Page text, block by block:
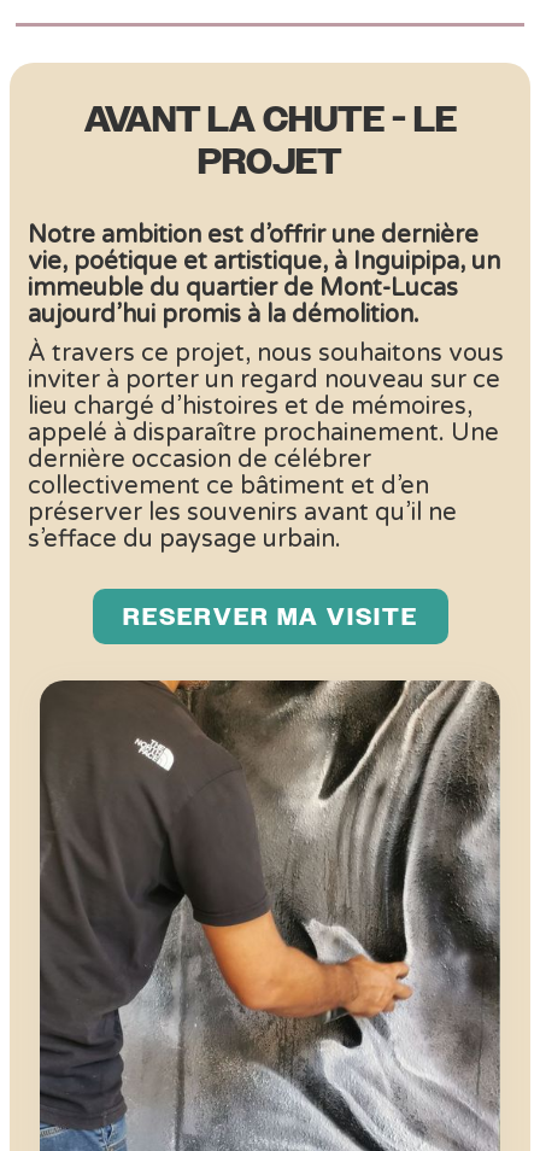
AVANT LA CHUTE - LE
PROJET
Notre ambition est d’offrir une dernière
vie, poétique et artistique, à Inguipipa, un
immeuble du quartier de Mont-Lucas
aujourd’hui promis à la démolition.
À travers ce projet, nous souhaitons vous
inviter à porter un regard nouveau sur ce
lieu chargé d’histoires et de mémoires,
appelé à disparaître prochainement. Une
dernière occasion de célébrer
collectivement ce bâtiment et d’en
préserver les souvenirs avant qu’il ne
s’efface du paysage urbain.
RESERVER MA VISITE